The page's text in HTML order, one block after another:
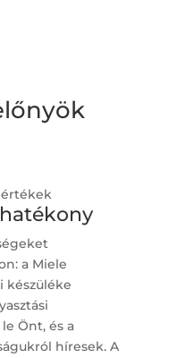
értékek
a Miele
készüléke
Önt, és a
híresek. A